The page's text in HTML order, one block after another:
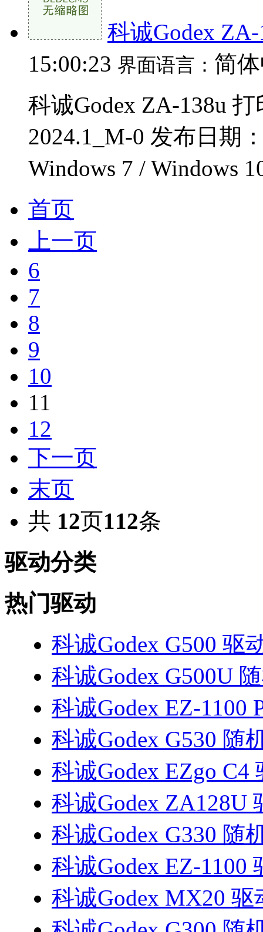
科诚Godex
15:00:23 界面语言： 简
科诚Godex ZA-138u
2024.1_M-0 发布日期
Windows 7 / Windows
首页
上一页
6
7
8
9
10
11
12
下一页
末页
共 12页112条
驱动分类
热门驱动
科诚Godex G500 驱
科诚Godex G500U
科诚Godex EZ-1100
科诚Godex G530 随
科诚Godex EZgo C4
科诚Godex ZA128U
科诚Godex G330 随
科诚Godex EZ-1100
科诚Godex MX20 驱